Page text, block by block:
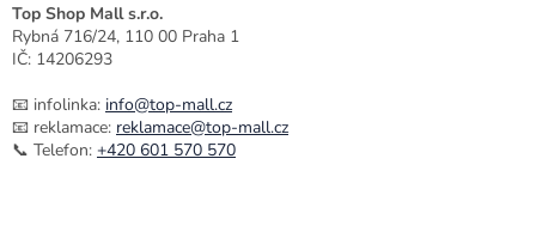
Top Shop Mall s.r.o.
Rybná 716/24, 110 00 Praha 1
IČ: 14206293
📧 infolinka: info@top-mall.cz
📧 reklamace: reklamace@top-mall.cz
📞 Telefon: +420 601 570 570